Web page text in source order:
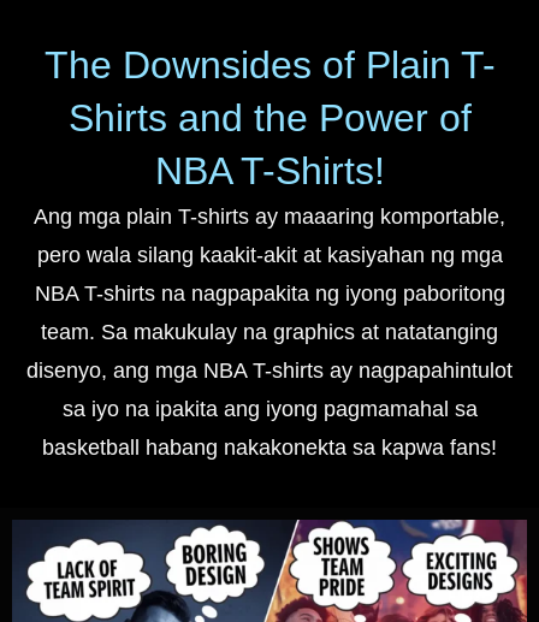
The Downsides of Plain T-
Shirts and the Power of
NBA T-Shirts!
Ang mga plain T-shirts ay maaaring komportable,
pero wala silang kaakit-akit at kasiyahan ng mga
NBA T-shirts na nagpapakita ng iyong paboritong
team. Sa makukulay na graphics at natatanging
disenyo, ang mga NBA T-shirts ay nagpapahintulot
sa iyo na ipakita ang iyong pagmamahal sa
basketball habang nakakonekta sa kapwa fans!